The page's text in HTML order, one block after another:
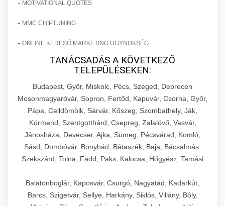
- MOTIVATIONAL QUOTES
- MMC CHIPTUNING
- ONLINE KERESŐ MARKETING ÜGYNÖKSÉG
TANÁCSADÁS A KÖVETKEZŐ
TELEPÜLÉSEKEN:
Budapest, Győr, Miskolc, Pécs, Szeged, Debrecen
Mosonmagyaróvár, Sopron, Fertőd, Kapuvár, Csorna, Győr,
Pápa, Celldömölk, Sárvár, Kőszeg, Szombathely, Ják,
Körmend, Szentgotthárd, Csepreg, Zalalövő, Vasvár,
Jánosháza, Devecser, Ajka, Sümeg, Pécsvárad, Komló,
Sásd, Dombóvár, Bonyhád, Bátaszék, Baja, Bácsalmás,
Szekszárd, Tolna, Fadd, Paks, Kalocsa, Hőgyész, Tamási
Balatonboglár, Kaposvár, Csurgó, Nagyatád, Kadarkút,
Barcs, Szigetvár, Sellye, Harkány, Siklós, Villány, Bóly,